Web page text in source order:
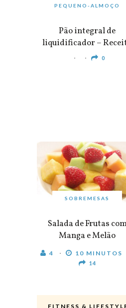
PEQUENO-ALMOÇO
Pão integral de
liquidificador –
0
SOBREMESAS
Salada de Frutas
Manga e Melão
4 10 MINUTOS
14
FITNESS &